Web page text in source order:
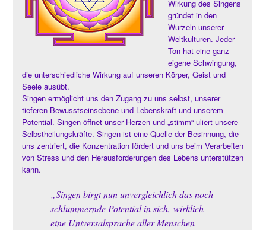
Wirkung des Singens
gründet in den
Wurzeln unserer
Weltkulturen. Jeder
Ton hat eine ganz
eigene Schwingung,
die unterschiedliche Wirkung auf unseren Körper, Geist und
Seele ausübt.
Singen ermöglicht uns den Zugang zu uns selbst, unserer
tieferen Bewusstseinsebene und Lebenskraft und unserem
Potential. Singen öffnet unser Herzen und „stimm“-uliert unsere
Selbstheilungskräfte. Singen ist eine Quelle der Besinnung, die
uns zentriert, die Konzentration fördert und uns beim Verarbeiten
von Stress und den Herausforderungen des Lebens unterstützen
kann.
„Singen birgt nun unvergleichlich das noch
schlummernde Potential in sich, wirklich
eine Universalsprache aller Menschen